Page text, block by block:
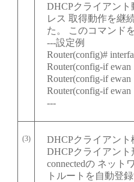
DHCPクライアン
レス 取得動作を継
た。 このコマンド
---設定例
Router(config)#
Router(config-if ewan
Router(config-if
Router(config-if ewan
---
(3)
DHCPクライアン
DHCPクライアン
connectedの ネット
トルートを自動登